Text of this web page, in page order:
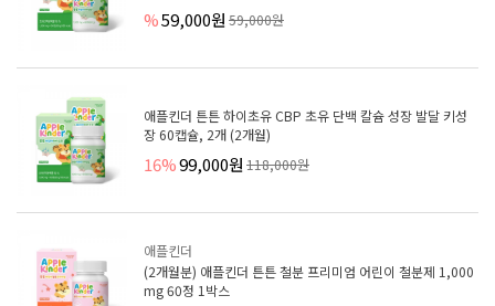
%59,000원 59,000원
애플킨더 튼튼 하이초유 CBP 초유 단백 칼슘 성장 발달 키성
장 60캡슐, 2개 (2개월)
16%99,000원 118,000원
애플킨더
(2개월분) 애플킨더 튼튼 철분 프리미엄 어린이 철분제 1,000
mg 60정 1박스